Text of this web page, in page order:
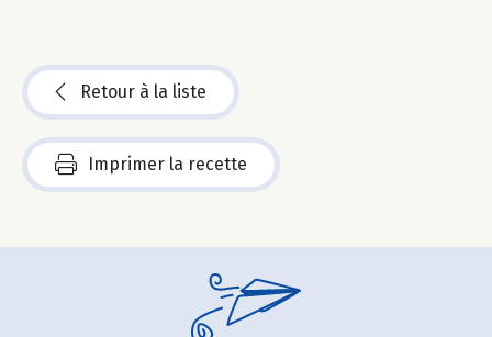
Retour à la liste
Imprimer la recette